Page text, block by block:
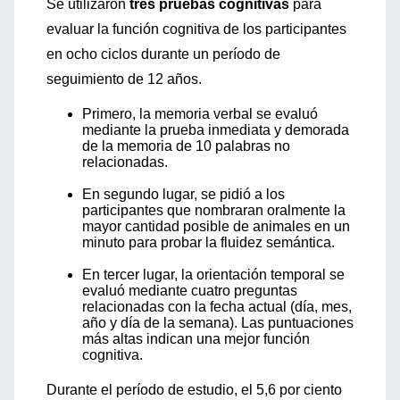
Se utilizaron tres pruebas cognitivas para
evaluar la función cognitiva de los participantes
en ocho ciclos durante un período de
seguimiento de 12 años.
Primero, la memoria verbal se evaluó
mediante la prueba inmediata y demorada
de la memoria de 10 palabras no
relacionadas.
En segundo lugar, se pidió a los
participantes que nombraran oralmente la
mayor cantidad posible de animales en un
minuto para probar la fluidez semántica.
En tercer lugar, la orientación temporal se
evaluó mediante cuatro preguntas
relacionadas con la fecha actual (día, mes,
año y día de la semana). Las puntuaciones
más altas indican una mejor función
cognitiva.
Durante el período de estudio, el 5,6 por ciento